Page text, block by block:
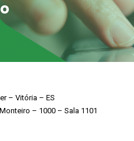
– Vitória – ES
– 1000 – Sala 1101